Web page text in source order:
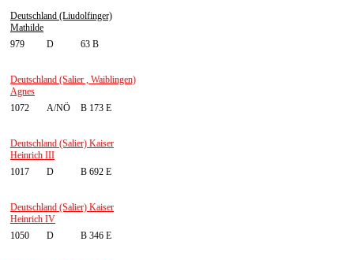
Deutschland (Liudolfinger)
Mathilde
979
D 63 B
Deutschland (Salier , Waiblingen)
Agnes
1072
A/NÖ B 173 E
Deutschland (Salier) Kaiser
Heinrich III
1017
D B 692 E
Deutschland (Salier) Kaiser
Heinrich IV
1050
D B 346 E